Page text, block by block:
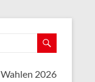
Wahlen 2026